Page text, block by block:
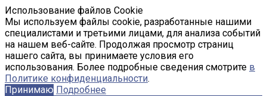
Использование файлов Cookie
Мы используем файлы cookie, разработанные нашими
специалистами и третьими лицами, для анализа событий
на нашем веб-сайте. Продолжая просмотр страниц
нашего сайта, вы принимаете условия его
использования. Более подробные сведения смотрите в
Политике конфиденциальности.
Принимаю Подробнее